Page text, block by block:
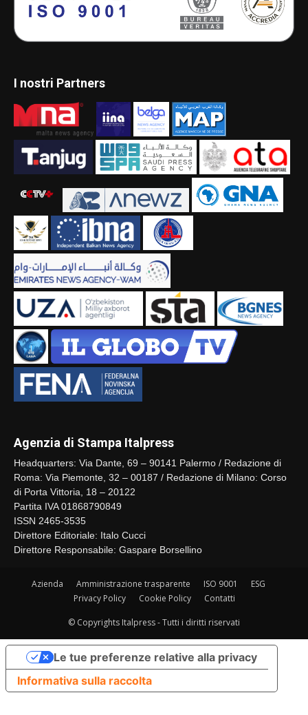
I nostri Partners
Agenzia di Stampa Italpress
Headquarters: Via Dante, 69 – 90141 Palermo / Redazione di
Roma: Via Piemonte, 32 – 00187 / Redazione di Milano: Corso
di Porta Vittoria, 18 – 20122
Partita IVA 01868790849
ISSN 2465-3535
Direttore Editoriale: Italo Cucci
Direttore Responsabile: Gaspare Borsellino
Azienda Amministrazione trasparente ISO 9001
ESG
Privacy Policy
Cookie Policy Contatti
© Copyrights Italpress - Tutti i diritti riservati
Informativa sulla raccolta
Le tue preferenze relative alla privacy